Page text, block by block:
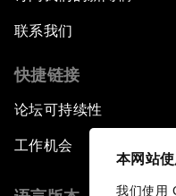
本网站
我们使用
联系我们
快捷链接
论坛可持续性
工作机会